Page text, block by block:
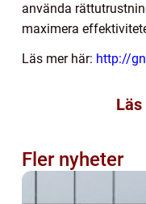
använda
maximera
Läs mer här: http://
Fler nyheter